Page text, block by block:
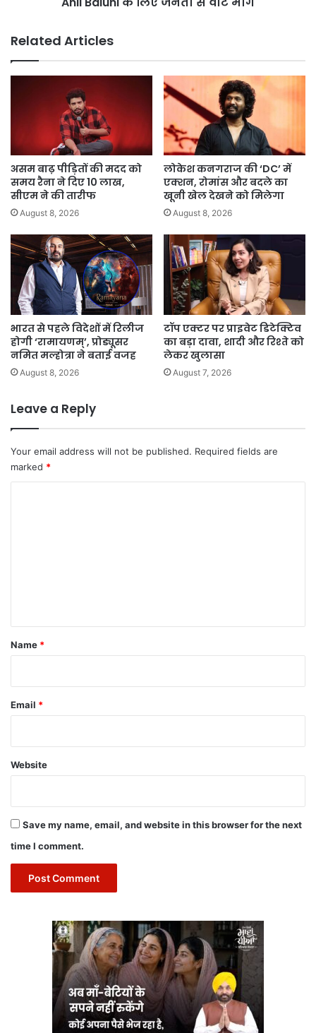
जनता
से
वोट
Related Articles
असम बाढ़ पीड़ितों की मदद को
समय रैना ने दिए 10 लाख,
सीएम ने की तारीफ
August 8, 2026
लोकेश कनगराज की ‘DC’ में
एक्शन, रोमांस और बदले का
खूनी खेल देखने को मिलेगा
August 8, 2026
भारत से पहले विदेशों में रिलीज
होगी ‘रामायणम्’, प्रोड्यूसर
नमित मल्होत्रा ने बताई वजह
August 8, 2026
टॉप एक्टर पर प्राइवेट डिटेक्टिव
का बड़ा दावा, शादी और रिश्ते को
लेकर खुलासा
August 7, 2026
Leave a Reply
Your email address will not be published. Required fields are
marked *
*
Name *
Email *
Website
Save my name, email, and website in this browser for the next
time I comment.